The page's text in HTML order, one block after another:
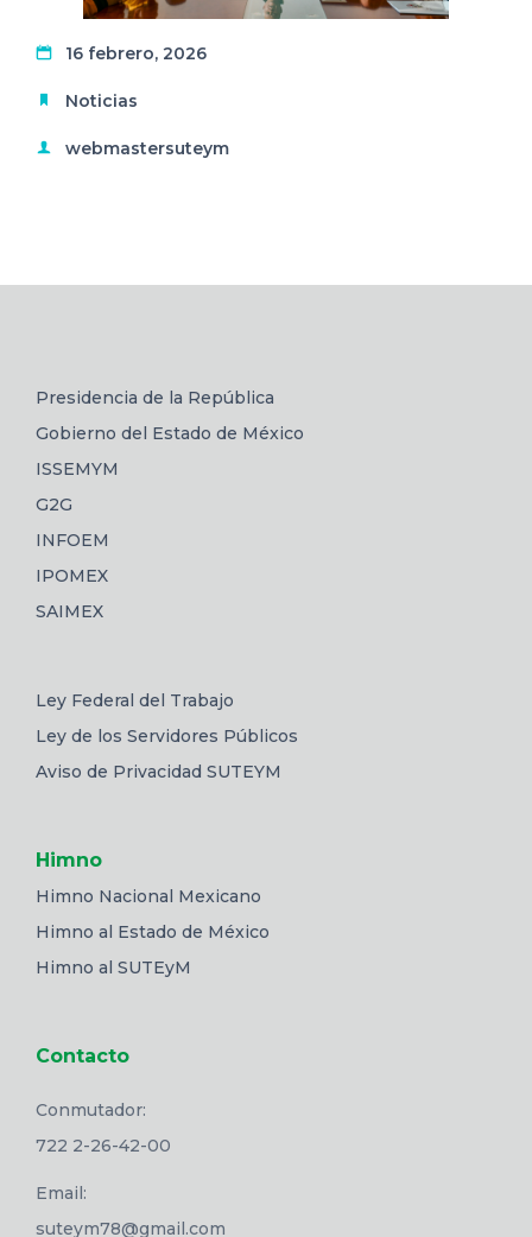
16 febrero, 2026
Noticias
webmastersuteym
Presidencia de la República
Gobierno del Estado de México
ISSEMYM
G2G
INFOEM
IPOMEX
SAIMEX
Ley Federal del Trabajo
Ley de los Servidores Públicos
Aviso de Privacidad SUTEYM
Himno
Himno Nacional Mexicano
Himno al Estado de México
Himno al SUTEyM
Contacto
Conmutador:
722 2-26-42-00
Email:
suteym78@gmail.com